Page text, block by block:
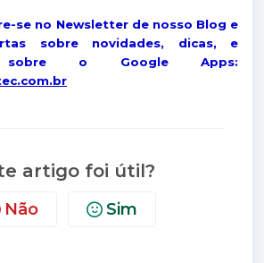
se no Newsletter de nosso Blog e
sobre novidades, dicas, e
sobre o Google Apps:
artigo foi útil?
Não Sim